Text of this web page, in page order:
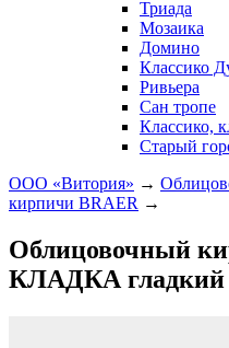
Триада
Мозаика
Домино
Классико
Ривьера
Сан тропе
Классико,
Старый
ООО «Витория» →
кирпичи BRAER →
Облицовочный
КЛАДКА